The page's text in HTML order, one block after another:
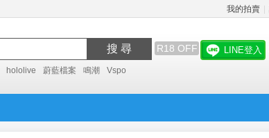
我的拍賣
搜 尋 R18 OFF
hololive 蔚藍檔案 鳴潮 Vspo
LINE登入